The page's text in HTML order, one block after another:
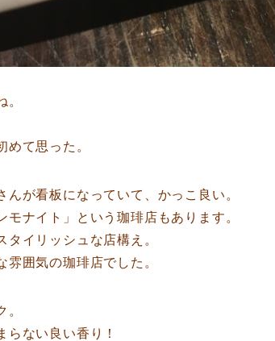
。
めて思った。
んが看板になっていて、かっこ良い。
モナイト」という珈琲店もあります。
タイリッシュな店構え。
雰囲気の珈琲店でした。
。
らない良い香り！